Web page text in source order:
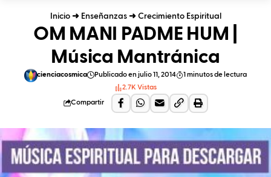
Inicio➜ Enseñanzas➜ Crecimiento Espiritual
OM MANI PADME HUM |
Música Mantránica
cienciacosmica Publicado en julio 11, 2014
1 minutos de lectura
2.7K Vistas
Compartir